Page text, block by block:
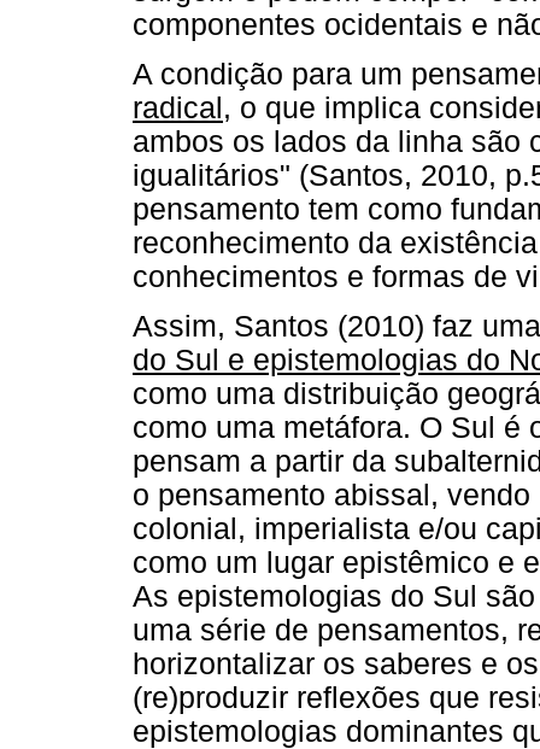
componentes ocidentais e
A condição para um
radical, o que implica
ambos os lados da linha são
igualitários" (Santos, 2010,
pensamento tem como
reconhecimento da
conhecimentos e formas de
Assim, Santos (2010) faz
do Sul e epistemologias do
como uma distribuição
como uma metáfora. O Sul é
pensam a partir da
o pensamento abissal,
colonial, imperialista e/ou
como um lugar epistêmico e
As epistemologias do Sul
uma série de pensamentos,
horizontalizar os saberes e
(re)produzir reflexões que
epistemologias dominantes